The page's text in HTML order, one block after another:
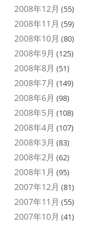
2008年12月 (55)
2008年11月 (59)
2008年10月 (80)
2008年9月 (125)
2008年8月 (51)
2008年7月 (149)
2008年6月 (98)
2008年5月 (108)
2008年4月 (107)
2008年3月 (83)
2008年2月 (62)
2008年1月 (95)
2007年12月 (81)
2007年11月 (55)
2007年10月 (41)